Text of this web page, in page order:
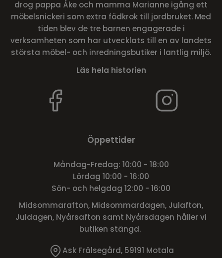
drog pappa Åke och mamma Marianne igång ett
möbelsnickeri som extra födkrok till jordbruket. Med
tiden blev de tre barnen engagerade i
verksamheten som har utvecklats till en av landets
största möbel- och inredningsbutiker i lantlig miljö.
Läs hela historien
Öppettider
Måndag-Fredag: 10:00 - 18:00
Lördag 10:00 - 16:00
Sön- och helgdag 12:00 - 16:00
Midsommarafton, Midsommardagen, Julafton,
Juldagen, Nyårsafton samt Nyårsdagen håller vi
butiken stängd.
Ask Frälsegård, 59191 Motala